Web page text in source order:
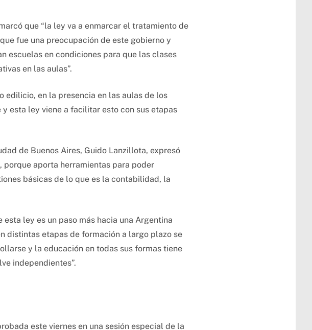
que “la ley va a enmarcar el tratamiento de
fue una preocupación de este gobierno y
escuelas en condiciones para que las clases
en las aulas”.
edilicio, en la presencia en las aulas de los
esta ley viene a facilitar esto con sus etapas
de Buenos Aires, Guido Lanzillota, expresó
porque aporta herramientas para poder
básicas de lo que es la contabilidad, la
ley es un paso más hacia una Argentina
distintas etapas de formación a largo plazo se
y la educación en todas sus formas tiene
independientes”.
este viernes en una sesión especial de la